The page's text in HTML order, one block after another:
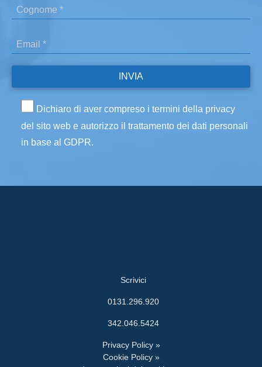
Dichiaro di aver compreso i termini della privacy
del sito web e autorizzo il trattamento dei dati personali
in base al GDPR.
Scrivici
0131.296.920
342.046.5424
Privacy Policy »
Cookie Policy »